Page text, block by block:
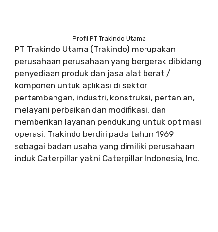
Profil PT Trakindo Utama
PT Trakindo Utama (Trakindo) merupakan
perusahaan perusahaan yang bergerak dibidang
penyediaan produk dan jasa alat berat /
komponen untuk aplikasi di sektor
pertambangan, industri, konstruksi, pertanian,
melayani perbaikan dan modifikasi, dan
memberikan layanan pendukung untuk optimasi
operasi. Trakindo berdiri pada tahun 1969
sebagai badan usaha yang dimiliki perusahaan
induk Caterpillar yakni Caterpillar Indonesia, Inc.